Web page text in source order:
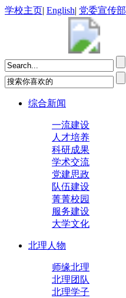
学校主页| English| 党委宣传部
综合新闻
一流建设
人才培养
科研成果
学术交流
党建思政
队伍建设
菁菁校园
服务建设
大学文化
北理人物
师缘北理
北理团队
北理学子